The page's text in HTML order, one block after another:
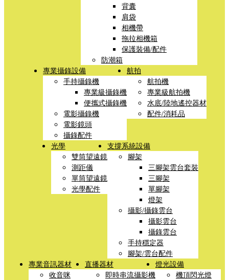
背囊
肩袋
相機帶
拖拉相機箱
保護裝備/配件
防潮箱
專業攝錄設備
手持攝錄機
專業級攝錄機
便攜式攝錄機
電影攝錄機
電影鏡頭
攝錄配件
航拍
航拍機
專業級航拍機
水底/陸地遙控器材
配件/消耗品
光學
雙筒望遠鏡
測距儀
單筒望遠鏡
光學配件
支撐系統設備
腳架
三腳架雲台套裝
三腳架
單腳架
燈架
攝影/攝錄雲台
攝影雲台
攝錄雲台
手持穩定器
腳架/雲台配件
專業音訊器材
收音咪
直播器材
即時串流攝影機
燈光設備
機頂閃光燈